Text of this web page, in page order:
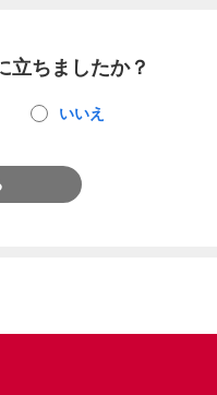
立ちましたか？
いいえ